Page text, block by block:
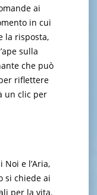
ai
in cui
la risposta,
sulla
che può
riflettere
un clic per
e l’Aria,
si chiede ai
per la vita.